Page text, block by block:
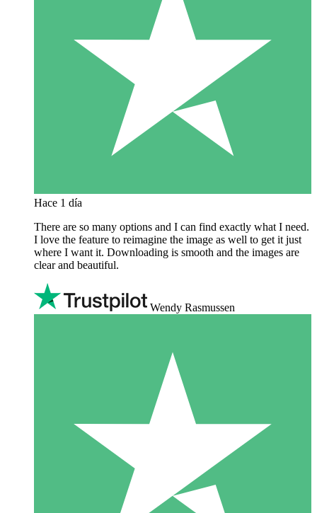
Hace 1 día
There are so many options and I can find exactly what I need.
I love the feature to reimagine the image as well to get it just
where I want it. Downloading is smooth and the images are
clear and beautiful.
Wendy Rasmussen